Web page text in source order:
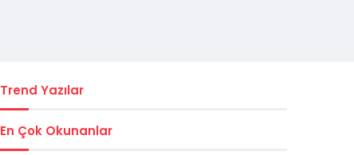
Trend Yazılar
En Çok Okunanlar